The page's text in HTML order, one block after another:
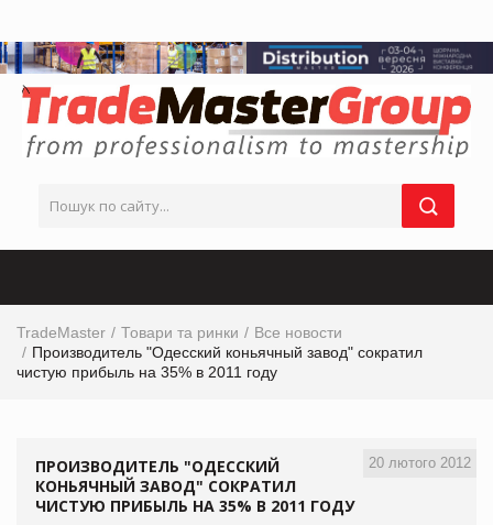
TradeMaster Товари та ринки
Все новости
Производитель "Одесский коньячный завод" сократил
чистую прибыль на 35% в 2011 году
20 лютого 2012
ПРОИЗВОДИТЕЛЬ "ОДЕССКИЙ
КОНЬЯЧНЫЙ ЗАВОД" СОКРАТИЛ
ЧИСТУЮ ПРИБЫЛЬ НА 35% В 2011 ГОДУ